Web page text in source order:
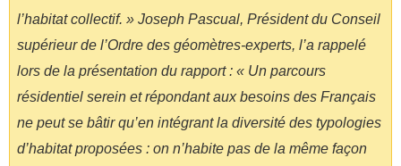
l’habitat collectif. » Joseph Pascual, Président du Conseil
supérieur de l’Ordre des géomètres-experts, l’a rappelé
lors de la présentation du rapport : « Un parcours
résidentiel serein et répondant aux besoins des Français
ne peut se bâtir qu’en intégrant la diversité des typologies
d’habitat proposées : on n’habite pas de la même façon